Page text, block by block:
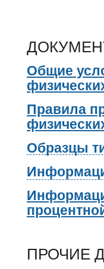
Общие
Правила
Образцы
ПРОЧИЕ